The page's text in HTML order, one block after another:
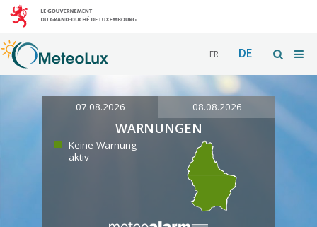
FR DE
07.08.2026 08.08.2026
WARNUNGEN
Keine Warnung
aktiv